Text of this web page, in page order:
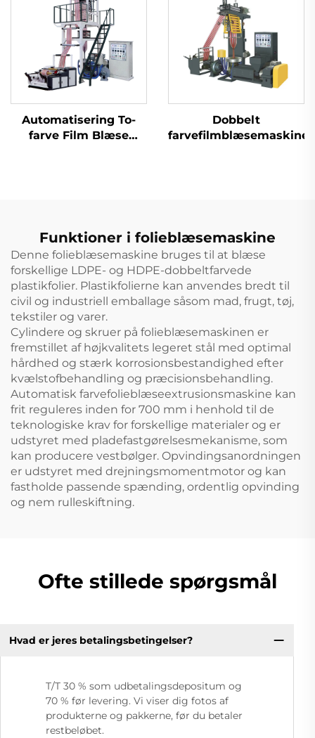
Automatisering To-
farve Film Blæse
Dobbelt
farvefilmblæsemaskine
Funktioner i folieblæsemaskine
Denne folieblæsemaskine bruges til at blæse
forskellige LDPE- og HDPE-dobbeltfarvede
plastikfolier. Plastikfolierne kan anvendes bredt til
civil og industriell emballage såsom mad, frugt, tøj,
tekstiler og varer.
Cylindere og skruer på folieblæsemaskinen er
fremstillet af højkvalitets legeret stål med optimal
hårdhed og stærk korrosionsbestandighed efter
kvælstofbehandling og præcisionsbehandling.
Automatisk farvefolieblæseextrusionsmaskine kan
frit reguleres inden for 700 mm i henhold til de
teknologiske krav for forskellige materialer og er
udstyret med pladefastgørelsesmekanisme, som
kan producere vestbølger. Opvindingsanordningen
er udstyret med drejningsmomentmotor og kan
fastholde passende spænding, ordentlig opvinding
og nem rulleskiftning.
Ofte stillede spørgsmål
Hvad er jeres betalingsbetingelser?
T/T 30 % som udbetalingsdepositum og
70 % før levering. Vi viser dig fotos af
produkterne og pakkerne, før du betaler
restbeløbet.